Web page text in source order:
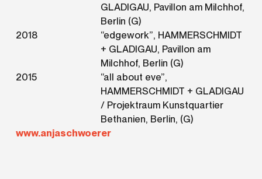
GLADIGAU, Pavillon am Milchhof,
Berlin (G)
2018
“edgework”, HAMMERSCHMIDT
+ GLADIGAU, Pavillon am
Milchhof, Berlin (G)
2015
“all about eve”,
HAMMERSCHMIDT + GLADIGAU
/ Projektraum Kunstquartier
Bethanien, Berlin, (G)
www.anjaschwoerer